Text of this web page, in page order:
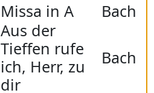
Missa in A
Bach
Aus der
Tieffen rufe
ich, Herr, zu
dir
Bach